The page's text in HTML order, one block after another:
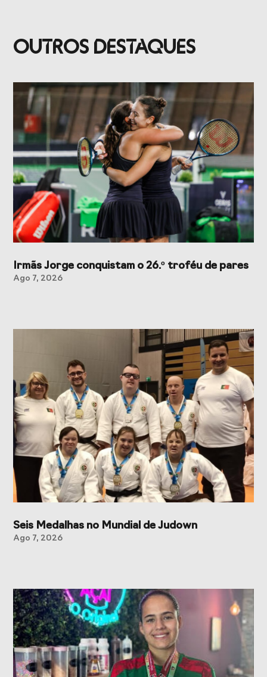
Prémios Voz do
Jogos CPLP
Congresso
Nacional do
Desporto
OUTROS DESTAQUES
Irmãs Jorge conquistam o 26.º troféu de pares
Ago 7, 2026
Seis Medalhas no Mundial de Judown
Ago 7, 2026